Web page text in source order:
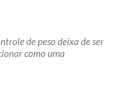
de peso deixa de ser
como uma